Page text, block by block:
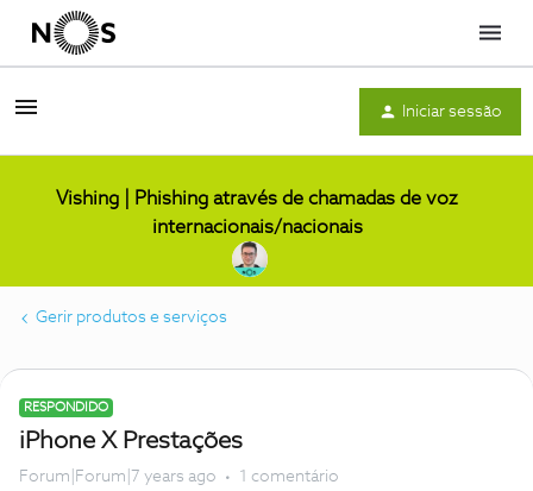
Menu
Iniciar sessão
Vishing | Phishing através de chamadas de voz
internacionais/nacionais
Gerir produtos e serviços
RESPONDIDO
iPhone X Prestações
Forum|Forum|7 years ago 1 comentário